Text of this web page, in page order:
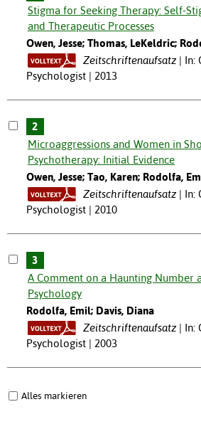
Stigma for Seeking Therapy: Self-
and Therapeutic Processes
Owen, Jesse; Thomas, LeKeldric;
Zeitschriftenaufsatz
In:
Psychologist | 2013
2
Microaggressions and Women in
Psychotherapy: Initial Evidence
Owen, Jesse; Tao, Karen; Rodolfa,
Zeitschriftenaufsatz
In:
Psychologist | 2010
3
A Comment on a Haunting Number
Psychology
Rodolfa, Emil; Davis, Diana
Zeitschriftenaufsatz
In:
Psychologist | 2003
Alles markieren